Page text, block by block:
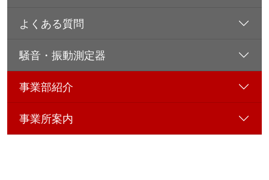
よくある質問
騒音・振動測定器
事業部紹介
事業所案内